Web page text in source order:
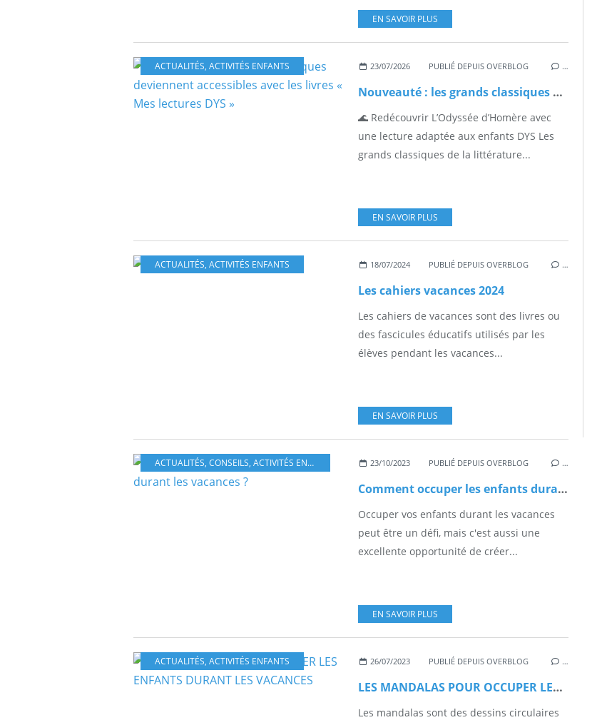
EN SAVOIR PLUS
ACTUALITÉS, ACTIVITÉS ENFANTS 23/07/2026 PUBLIÉ DEPUIS OVERBLOG …
Nouveauté : les grands classiques deviennent accessibles avec les livres « Mes lectures DYS »
🌊 Redécouvrir L’Odyssée d’Homère avec
une lecture adaptée aux enfants DYS Les
grands classiques de la littérature...
EN SAVOIR PLUS
ACTUALITÉS, ACTIVITÉS ENFANTS 18/07/2024 PUBLIÉ DEPUIS OVERBLOG …
Les cahiers vacances 2024
Les cahiers de vacances sont des livres ou
des fascicules éducatifs utilisés par les
élèves pendant les vacances...
EN SAVOIR PLUS
ACTUALITÉS, CONSEILS, ACTIVITÉS ENFANTS 23/10/2023 PUBLIÉ DEPUIS OVERBLOG …
Comment occuper les enfants durant les vacances ?
Occuper vos enfants durant les vacances
peut être un défi, mais c'est aussi une
excellente opportunité de créer...
EN SAVOIR PLUS
ACTUALITÉS, ACTIVITÉS ENFANTS 26/07/2023 PUBLIÉ DEPUIS OVERBLOG …
LES MANDALAS POUR OCCUPER LES ENFANTS DURANT LES VACANCES
Les mandalas sont des dessins circulaires